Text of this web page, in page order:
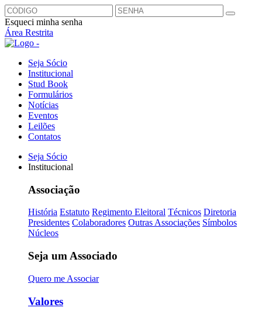
Esqueci minha senha
Área Restrita
Seja Sócio
Institucional
Stud Book
Formulários
Notícias
Eventos
Leilões
Contatos
Seja Sócio
Institucional
Associação
História Estatuto Regimento Eleitoral Técnicos Diretoria
Presidentes Colaboradores Outras Associações Símbolos
Núcleos
Seja um Associado
Quero me Associar
Valores